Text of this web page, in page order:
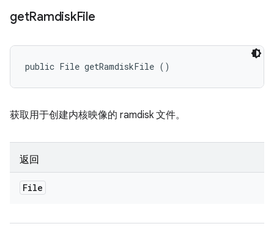
getRamdiskFile
public File getRamdiskFile ()
获取用于创建内核映像的 ramdisk 文件。
返回
File